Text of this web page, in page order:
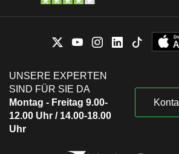
UNSERE EXPERTEN
SIND FÜR SIE DA
Montag - Freitag 9.00-
12.00 Uhr / 14.00-18.00
Uhr